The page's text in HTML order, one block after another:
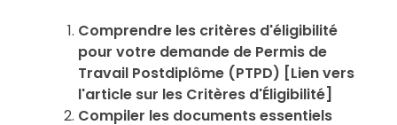
Comprendre les critères d'éligibilité
pour votre demande de Permis de
Travail Postdiplôme (PTPD) [Lien vers
l'article sur les Critères d'Éligibilité]
Compiler les documents essentiels